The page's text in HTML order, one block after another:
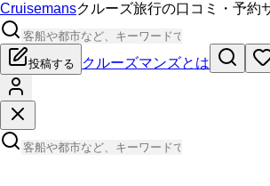
Cruisemansクルーズ旅行の口コミ・予約
投稿する クルーズマンズとは